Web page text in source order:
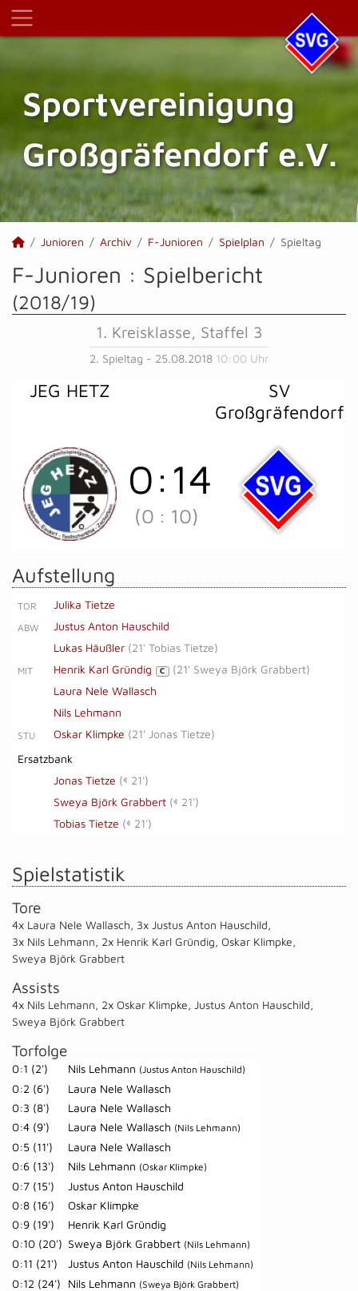
Sportvereinigung
Großgräfendorf e.V.
Junioren Archiv F-Junioren Spielplan Spieltag
F-Junioren : Spielbericht
(2018/19)
1. Kreisklasse, Staffel 3
2. Spieltag - 25.08.2018 10:00 Uhr
JEG HETZ
SV
Großgräfendorf
0: 14
(0 : 10)
Aufstellung
TOR Julika Tietze
ABW
Justus Anton Hauschild
Lukas Häußler (21' Tobias Tietze)
MIT Henrik Karl Gründig C (21' Sweya Björk Grabbert)
Laura Nele Wallasch
Nils Lehmann
STU Oskar Klimpke (21' Jonas Tietze)
Ersatzbank
Jonas Tietze (
21')
Sweya Björk Grabbert (
21')
Tobias Tietze ( 21')
Spielstatistik
Tore
4x Laura Nele Wallasch, 3x Justus Anton Hauschild,
3x Nils Lehmann, 2x Henrik Karl Gründig, Oskar Klimpke,
Sweya Björk Grabbert
Assists
4x Nils Lehmann, 2x Oskar Klimpke, Justus Anton Hauschild,
Sweya Björk Grabbert
Torfolge
0:1 (2') Nils Lehmann (Justus Anton Hauschild)
0:2 (6')
Laura Nele Wallasch
0:3 (8')
Laura Nele Wallasch
0:4 (9')
Laura Nele Wallasch (Nils Lehmann)
0:5 (11')
Laura Nele Wallasch
0:6 (13')
Nils Lehmann (Oskar Klimpke)
0:7 (15')
Justus Anton Hauschild
0:8 (16')
Oskar Klimpke
0:9 (19')
Henrik Karl Gründig
0:10 (20') Sweya Björk Grabbert (Nils Lehmann)
0:11 (21') Justus Anton Hauschild (Nils Lehmann)
0:12 (24') Nils Lehmann (Sweya Björk Grabbert)